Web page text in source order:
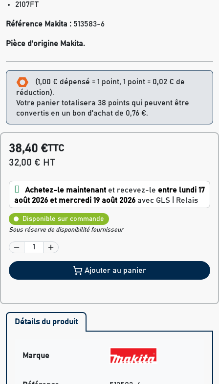
2107FT
Référence Makita : 513583-6
Pièce d'origine Makita.
(1,00 € dépensé = 1 point, 1 point = 0,02 € de
réduction).
Votre panier totalisera 38 points qui peuvent être
convertis en un bon d'achat de 0,76 €.
38,40 €TTC
32,00 € HT
Achetez-le maintenant et recevez-le entre lundi 17
août 2026 et mercredi 19 août 2026 avec GLS | Relais
Disponible sur commande
Sous réserve de disponibilité fournisseur
Ajouter au panier
Détails du produit
Marque